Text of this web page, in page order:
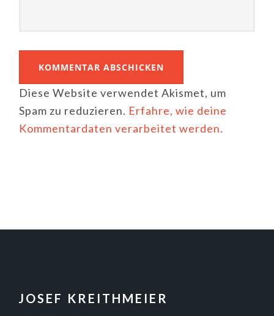
Diese Website verwendet Akismet, um
Spam zu reduzieren. Erfahre, wie deine
Kommentardaten verarbeitet werden.
FOOTER
JOSEF KREITHMEIER